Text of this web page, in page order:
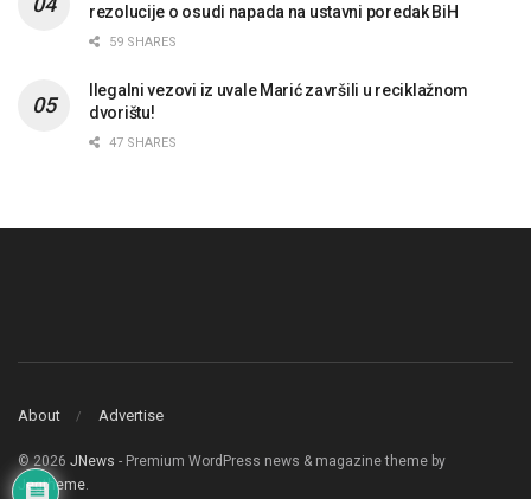
rezolucije o osudi napada na ustavni poredak BiH
59 SHARES
Ilegalni vezovi iz uvale Marić završili u reciklažnom
dvorištu!
47 SHARES
About Advertise
© 2026 JNews - Premium WordPress news & magazine theme by
Jegtheme.